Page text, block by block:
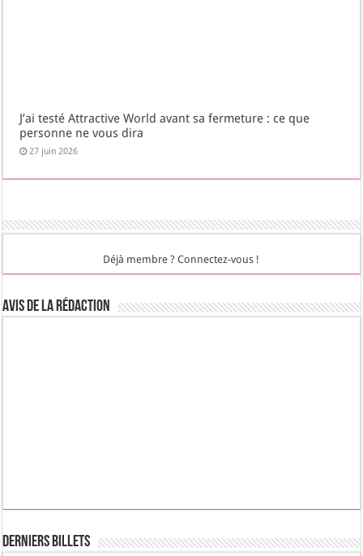
J’ai testé Attractive World avant sa fermeture : ce que
personne ne vous dira
27 juin 2026
Déjà membre ? Connectez-vous !
Avis de la rédaction
Derniers Billets